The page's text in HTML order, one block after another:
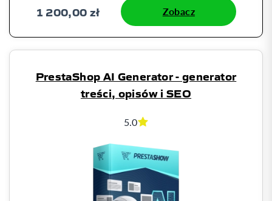
1 200,00 zł Zobacz
PrestaShop AI Generator - generator
treści, opisów i SEO
5.0